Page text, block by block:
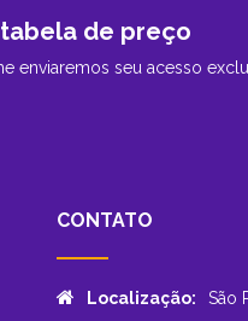
de preço
enviaremos seu acesso
CONTATO
Localização: São